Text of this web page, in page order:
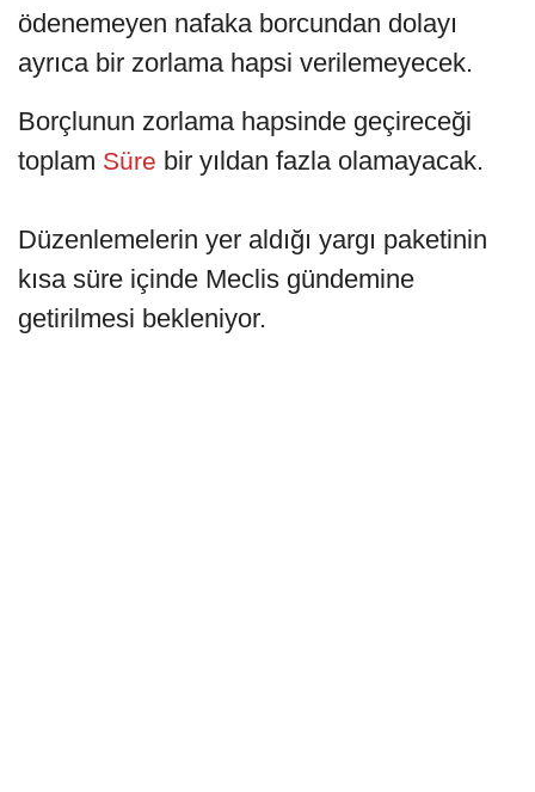
ödenemeyen nafaka borcundan dolayı
ayrıca bir zorlama hapsi verilemeyecek.
Borçlunun zorlama hapsinde geçireceği
toplam Süre bir yıldan fazla olamayacak.
Düzenlemelerin yer aldığı yargı paketinin
kısa süre içinde Meclis gündemine
getirilmesi bekleniyor.